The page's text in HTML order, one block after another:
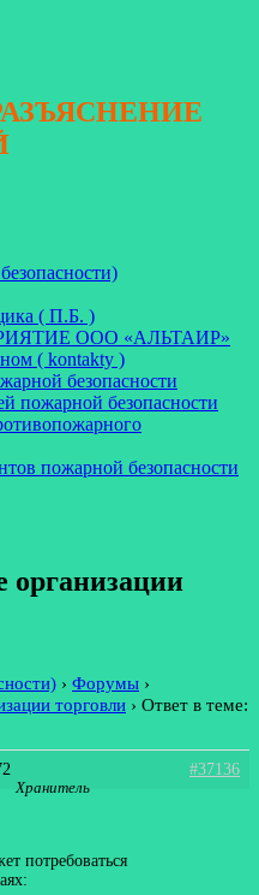
( П.Б. )
ООО «АЛЬТАИР»
( kontakty )
безопасности
пожарной безопасности
пожарной безопасности
организации
› Форумы ›
торговли › Ответ в теме:
#37136
Хранитель
потребоваться